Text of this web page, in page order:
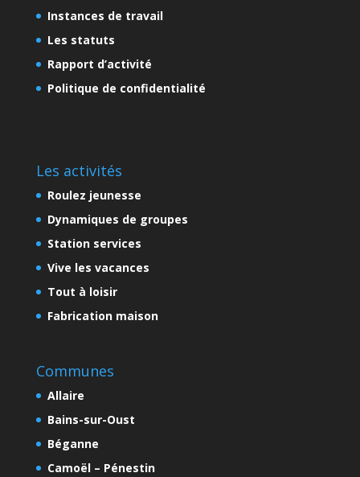
Instances de travail
Les statuts
Rapport d’activité
Politique de confidentialité
Les activités
Roulez jeunesse
Dynamiques de groupes
Station services
Vive les vacances
Tout à loisir
Fabrication maison
Communes
Allaire
Bains-sur-Oust
Béganne
Camoël – Pénestin